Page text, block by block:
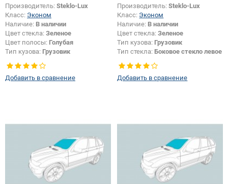
Производитель: Steklo-Lux
Класс: Эконом
Наличие: В наличии
Цвет стекла: Зеленое
Цвет полосы: Голубая
Тип кузова: Грузовик
Добавить в сравнение
Производитель:Steklo-Lux
Класс: Эконом
Наличие: В наличии
Цвет стекла:Зеленое
Тип кузова: Грузовик
Тип стекла: Боковое стекло левое
Добавить в сравнение